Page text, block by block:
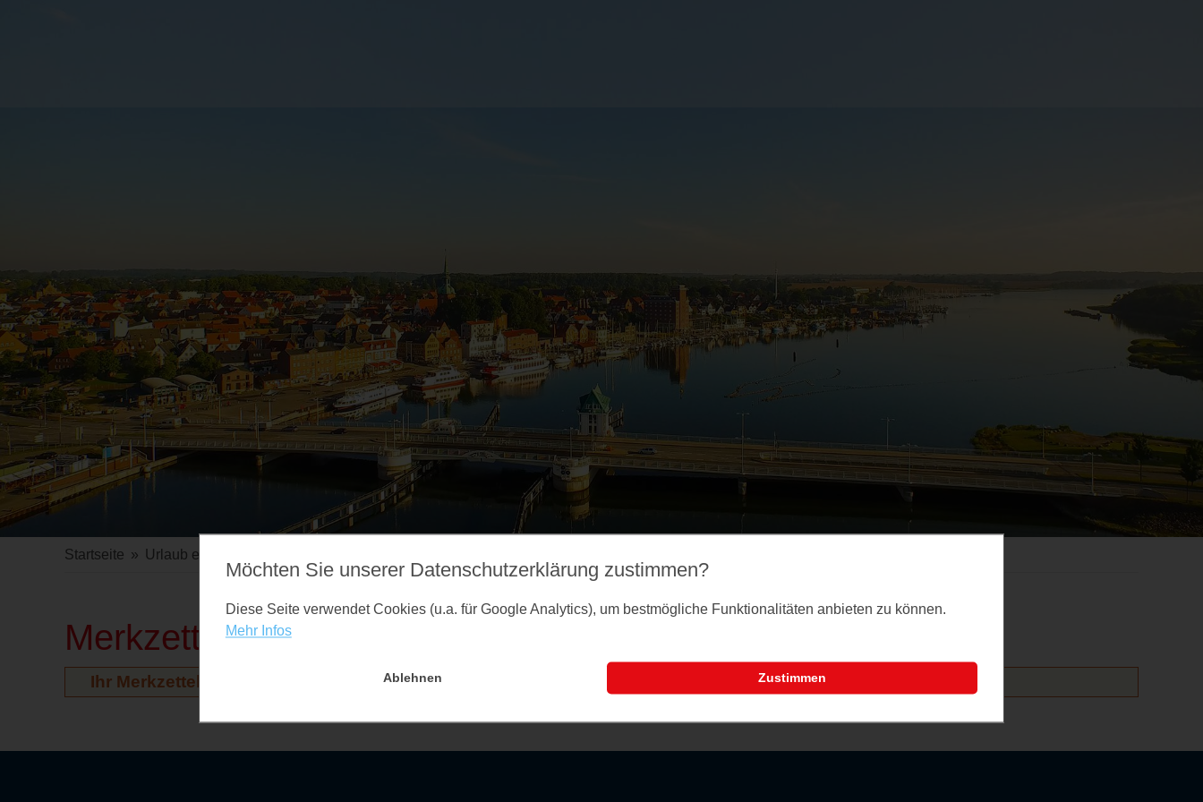
Startseite » Urlaub erleben
Merkzettel
Ihr Merkzettel ist leer. Auf der Veranstaltungsseite können Sie dem Merkzettel Veranstaltungen hinzufügen.
Möchten Sie unserer Datenschutz­erklärung zustimmen?
Diese Seite verwendet Cookies (u.a. für Google Analytics), um bestmögliche Funktionalitäten anbieten zu können.
Mehr Infos
Ablehnen Zustimmen